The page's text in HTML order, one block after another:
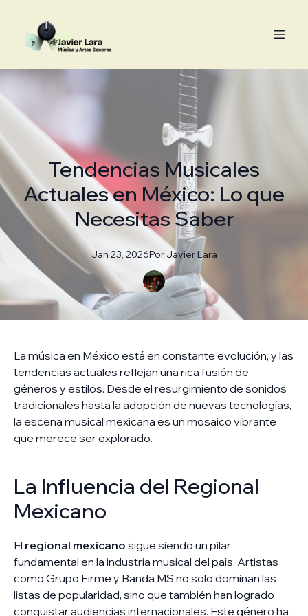
Tendencias Musicales
Actuales en México: Lo que
Necesitas Saber
Jan 23, 2026PorJavierLara
La música en México está en constante evolución, y las
tendencias actuales reflejan una rica fusión de
géneros y estilos. Desde el resurgimiento de sonidos
tradicionales hasta la adopción de nuevas tecnologías,
la escena musical mexicana es un mosaico vibrante
que merece ser explorado.
La Influencia del Regional
Mexicano
El regional mexicano sigue siendo un pilar
fundamental en la industria musical del país. Artistas
como Grupo Firme y Banda MS no solo dominan las
listas de popularidad, sino que también han logrado
conquistar audiencias internacionales. Este género ha